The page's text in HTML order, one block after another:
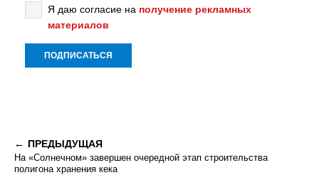
Я даю согласие на получение рекламных
материалов
ПРЕДЫДУЩАЯ
На «Солнечном» завершен очередной этап строительства
полигона хранения кека